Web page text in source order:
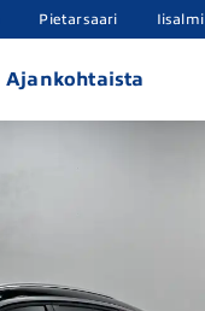
Pietarsaari Iisalmi
Ajankohtaista